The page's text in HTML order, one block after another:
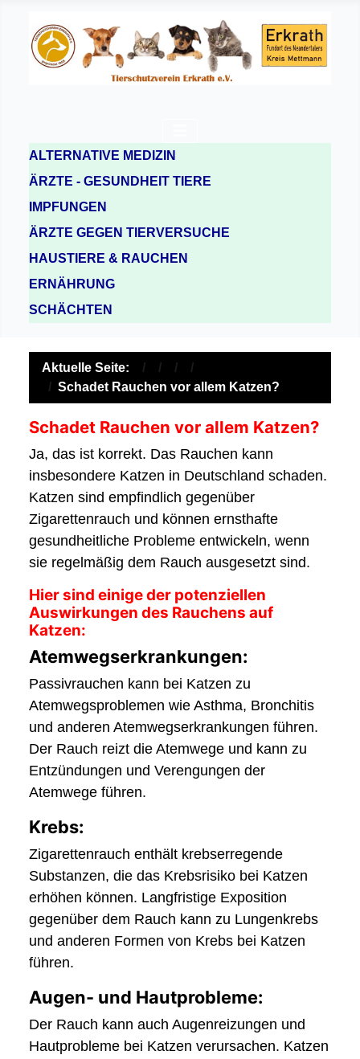
ALTERNATIVE MEDIZIN
ÄRZTE - GESUNDHEIT TIERE
IMPFUNGEN
ÄRZTE GEGEN TIERVERSUCHE
HAUSTIERE & RAUCHEN
ERNÄHRUNG
SCHÄCHTEN
Aktuelle Seite:
Schadet Rauchen vor allem Katzen?
Schadet Rauchen vor allem Katzen?
Ja, das ist korrekt. Das Rauchen kann
insbesondere Katzen in Deutschland schaden.
Katzen sind empfindlich gegenüber
Zigarettenrauch und können ernsthafte
gesundheitliche Probleme entwickeln, wenn
sie regelmäßig dem Rauch ausgesetzt sind.
Hier sind einige der potenziellen
Auswirkungen des Rauchens auf
Katzen:
Atemwegserkrankungen:
Passivrauchen kann bei Katzen zu
Atemwegsproblemen wie Asthma, Bronchitis
und anderen Atemwegserkrankungen führen.
Der Rauch reizt die Atemwege und kann zu
Entzündungen und Verengungen der
Atemwege führen.
Krebs:
Zigarettenrauch enthält krebserregende
Substanzen, die das Krebsrisiko bei Katzen
erhöhen können. Langfristige Exposition
gegenüber dem Rauch kann zu Lungenkrebs
und anderen Formen von Krebs bei Katzen
führen.
Augen- und Hautprobleme:
Der Rauch kann auch Augenreizungen und
Hautprobleme bei Katzen verursachen. Katzen